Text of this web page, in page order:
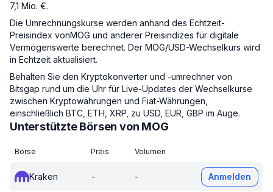
7,1 Mio. €.
Die Umrechnungskurse werden anhand des Echtzeit-
Preisindex vonMOG und anderer Preisindizes für digitale
Vermögenswerte berechnet. Der MOG/USD-Wechselkurs wird
in Echtzeit aktualisiert.
Behalten Sie den Kryptokonverter und -umrechner von
Bitsgap rund um die Uhr für Live-Updates der Wechselkurse
zwischen Kryptowährungen und Fiat-Währungen,
einschließlich BTC, ETH, XRP, zu USD, EUR, GBP im Auge.
Unterstützte Börsen von MOG
Börse Preis Volumen
Kraken - - Anmelden